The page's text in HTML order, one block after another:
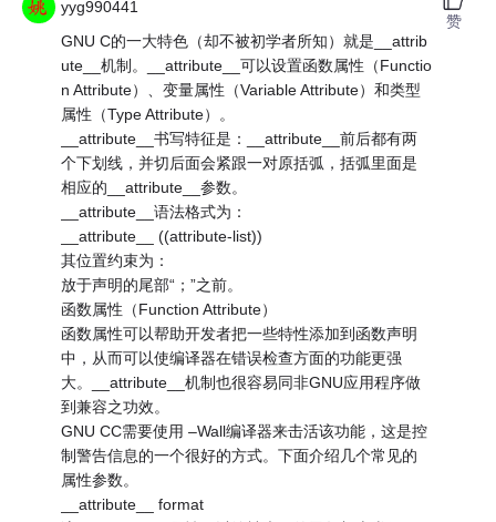
yyg990441
GNU C的一大特色（却不被初学者所知）就是__attrib
ute__机制。__attribute__可以设置函数属性（Functio
n Attribute）、变量属性（Variable Attribute）和类型
属性（Type Attribute）。
__attribute__书写特征是：__attribute__前后都有两
个下划线，并切后面会紧跟一对原括弧，括弧里面是
相应的__attribute__参数。
__attribute__语法格式为：
__attribute__ ((attribute-list))
其位置约束为：
放于声明的尾部“；”之前。
函数属性（Function Attribute）
函数属性可以帮助开发者把一些特性添加到函数声明
中，从而可以使编译器在错误检查方面的功能更强
大。__attribute__机制也很容易同非GNU应用程序做
到兼容之功效。
GNU CC需要使用 –Wall编译器来击活该功能，这是控
制警告信息的一个很好的方式。下面介绍几个常见的
属性参数。
__attribute__ format
赞